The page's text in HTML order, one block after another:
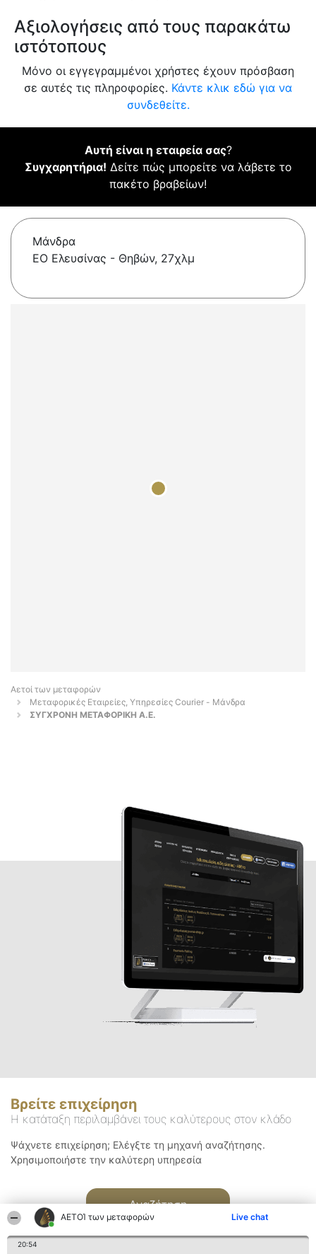
ΑΕΤΟΊ των μεταφορών Live chat
20:54
Αξιολογήσεις από τους παρακάτω
ιστότοπους
Μόνο οι εγγεγραμμένοι χρήστες έχουν πρόσβαση
σε αυτές τις πληροφορίες. Κάντε κλικ εδώ για να
συνδεθείτε.
Αυτή είναι η εταιρεία σας?
Συγχαρητήρια! Δείτε πώς μπορείτε να λάβετε το
πακέτο βραβείων!
Μάνδρα
ΕΟ Ελευσίνας - Θηβών, 27χλμ
Αετοί των μεταφορών
Μεταφορικές Εταιρείες, Υπηρεσίες Courier - Μάνδρα
ΣΥΓΧΡΟΝΗ ΜΕΤΑΦΟΡΙΚΗ Α.Ε.
Βρείτε επιχείρηση
Η κατάταξη περιλαμβάνει τους καλύτερους στον κλάδο
Ψάχνετε επιχείρηση; Ελέγξτε τη μηχανή αναζήτησης.
Χρησιμοποιήστε την καλύτερη υπηρεσία
Αναζήτηση